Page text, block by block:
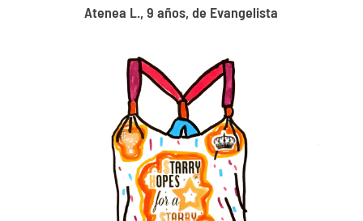
Atenea L., 9 años, de Evangelista